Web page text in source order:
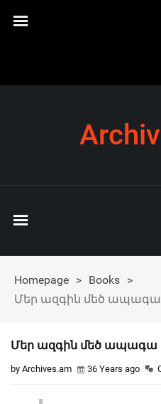
Homepage > Books >
Մեր ազգին մեծ ապագա
Մեր ազգին մեծ ապագա
by Archives.am 36 Years ago